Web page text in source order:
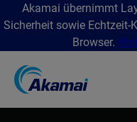
Akamai übernimmt
Sicherheit sowie Echtzeit-
Browser.